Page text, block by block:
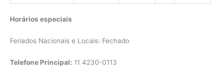
Horários especiais
Feriados Nacionais e Locais: Fechado
Telefone Principal: 11 4230-0113